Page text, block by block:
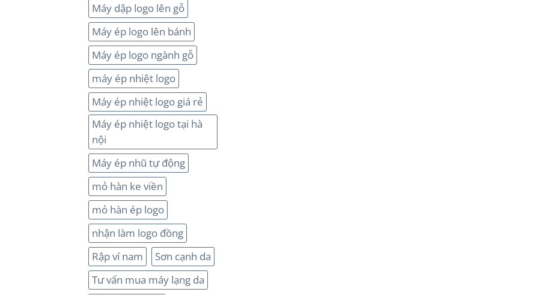
Máy dập logo lên gỗ
Máy ép logo lên bánh
Máy ép logo ngành gỗ
máy ép nhiệt logo
Máy ép nhiệt logo giá rẻ
Máy ép nhiệt logo tại hà
nội
Máy ép nhũ tự động
mỏ hàn ke viền
mỏ hàn ép logo
nhận làm logo đồng
Rập ví nam
Sơn cạnh da
Tư vấn mua máy lạng da